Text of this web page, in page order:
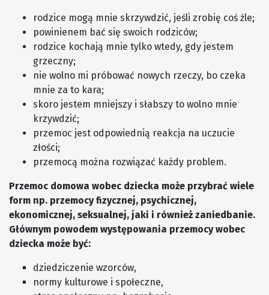
rodzice mogą mnie skrzywdzić, jeśli zrobię coś źle;
powinienem bać się swoich rodziców;
rodzice kochają mnie tylko wtedy, gdy jestem
grzeczny;
nie wolno mi próbować nowych rzeczy, bo czeka
mnie za to kara;
skoro jestem mniejszy i słabszy to wolno mnie
krzywdzić;
przemoc jest odpowiednią reakcja na uczucie
złości;
przemocą można rozwiązać każdy problem.
Przemoc domowa wobec dziecka może przybrać wiele
form np. przemocy fizycznej, psychicznej,
ekonomicznej, seksualnej, jaki i również zaniedbanie.
Głównym powodem występowania przemocy wobec
dziecka może być:
dziedziczenie wzorców,
normy kulturowe i społeczne,